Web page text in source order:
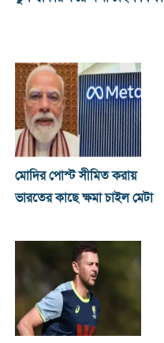
মোদির পোস্ট সীমিত করায়
ভারতের কাছে ক্ষমা চাইল মেটা